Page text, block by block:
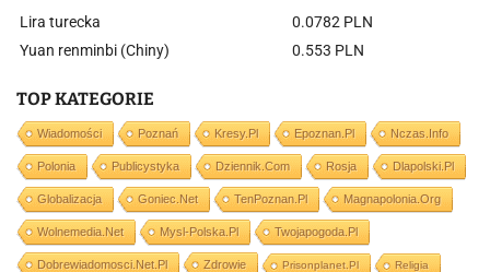
Lira turecka
0.0782 PLN
Yuan renminbi (Chiny)
0.553 PLN
TOP KATEGORIE
Wiadomości Poznań Kresy.pl Epoznan.pl Nczas.info
Polonia Publicystyka Dziennik.com Rosja Dlapolski.pl
Globalizacja Goniec.net TenPoznan.pl Magnapolonia.org
Wolnemedia.net Mysl-Polska.pl Twojapogoda.pl
Dobrewiadomosci.net.pl Zdrowie Prisonplanet.pl Religia